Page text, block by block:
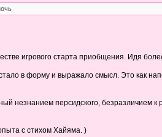
игрового старта приобщения. Идя
в форму и выражало смысл. Это как
незнанием персидского, безразличием
с стихом Хайяма. )